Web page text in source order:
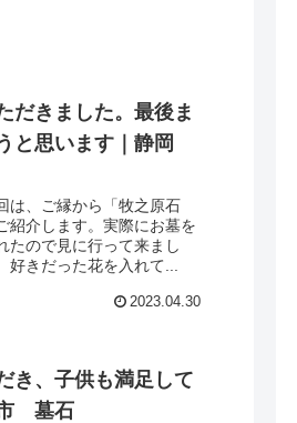
だきました。最後ま
と思います｜静岡
は、ご縁から「牧之原石
紹介します。実際にお墓を
たので見に行って来まし
きだった花を入れて...
2023.04.30
き、子供も満足して
墓石